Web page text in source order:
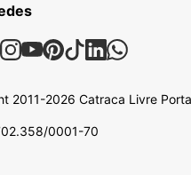
Sociais
X Instagram
Youtube
Pinterest
TiktokLinkedin
Whatsapp
2011-2026 Catraca Livre
0001-70